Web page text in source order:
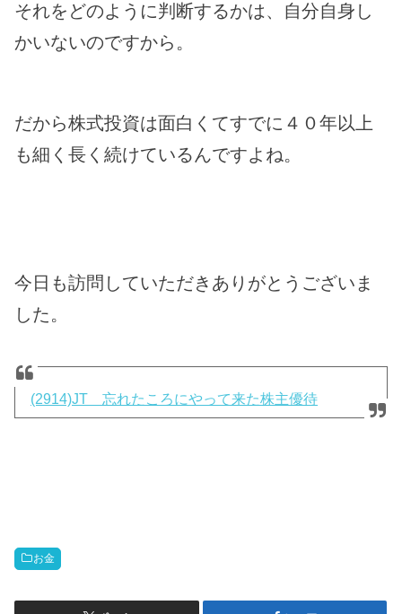
それをどのように判断するかは、自分自身し
かいないのですから。
だから株式投資は面白くてすでに４０年以上
も細く長く続けているんですよね。
今日も訪問していただきありがとうございま
した。
(2914)JT 忘れたころにやって来た株主優待
お金